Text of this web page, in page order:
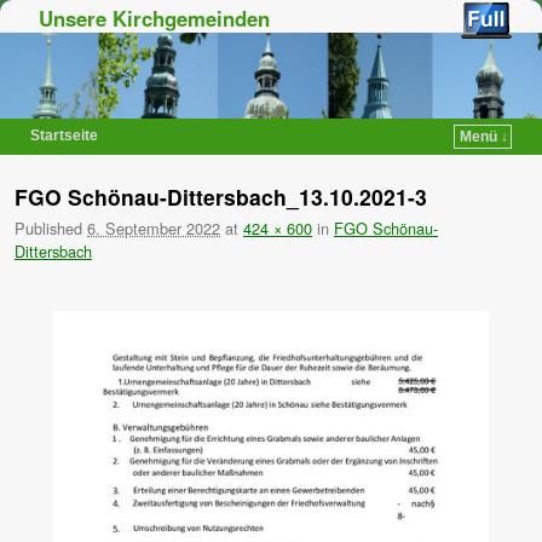
Unsere Kirchgemeinden
Startseite
Menü ↓
FGO Schönau-Dittersbach_13.10.2021-3
Published 6. September 2022 at 424 × 600 in FGO Schönau-
Dittersbach